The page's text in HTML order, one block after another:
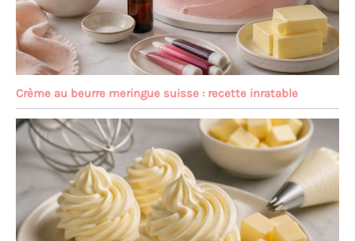
Crème au beurre meringue suisse : recette inratable